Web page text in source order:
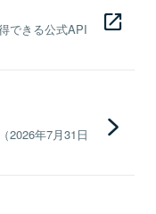
できる公式API
2026年7月31日